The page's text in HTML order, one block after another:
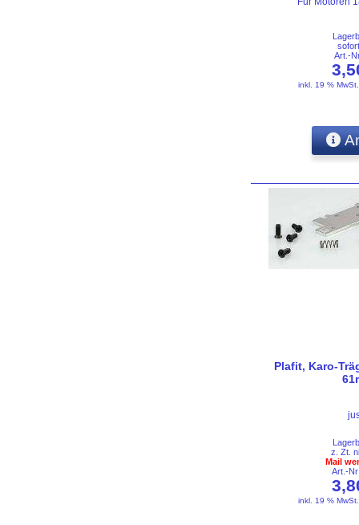
Art.-
inkl. 19 %
Plafit, Karo-
z. Zt.
Mail
Art.-
inkl. 19 %